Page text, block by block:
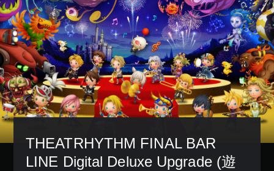
THEATRHYTHM FINAL BAR
LINE Digital Deluxe Upgrade (遊